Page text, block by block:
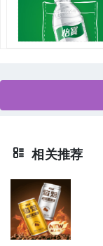
相关推荐